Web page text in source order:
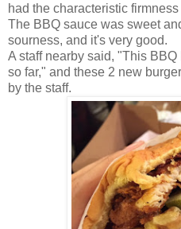
had the characteristic
The BBQ sauce was sweet
sourness, and it's very good.
A staff nearby said, "This
so far," and these 2 new
by the staff.